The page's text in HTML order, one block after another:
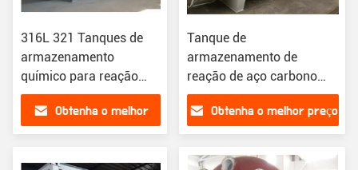
316L 321 Tanques de
armazenamento
químico para reação
Tanque de
armazenamento
personalizável
Obtenha o melhor
Tanque de
armazenamento de
reação de aço carbono
versátil para instalações
de resina química
Obtenha o melhor preço